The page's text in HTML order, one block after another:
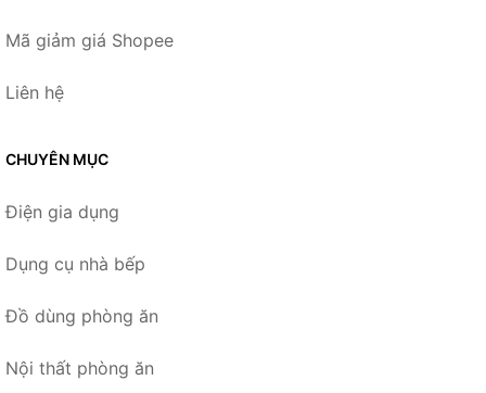
Mã giảm giá Shopee
Liên hệ
CHUYÊN MỤC
Điện gia dụng
Dụng cụ nhà bếp
Đồ dùng phòng ăn
Nội thất phòng ăn